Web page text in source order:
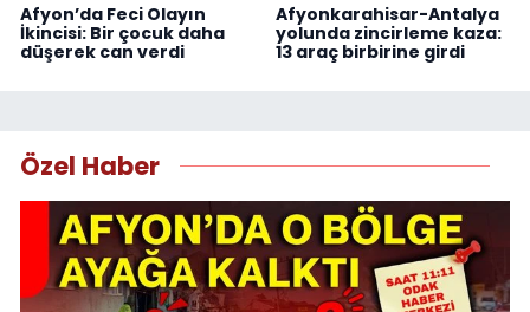
Afyon’da Feci Olayın
İkincisi: Bir çocuk daha
düşerek can verdi
Afyonkarahisar-Antalya
yolunda zincirleme kaza:
13 araç birbirine girdi
Özel Haber